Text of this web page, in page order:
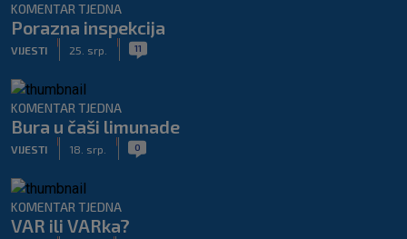
KOMENTAR TJEDNA
Porazna inspekcija
VIJESTI 25. srp. 11
KOMENTAR TJEDNA
Bura u čaši limunade
VIJESTI 18. srp. 0
KOMENTAR TJEDNA
VAR ili VARka?